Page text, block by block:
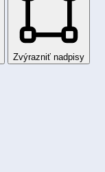
Zvýrazniť nadpisy